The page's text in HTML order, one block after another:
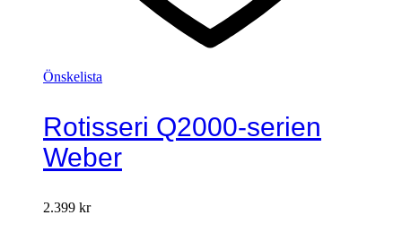
Önskelista
Rotisseri Q2000-serien
Weber
2.399 kr